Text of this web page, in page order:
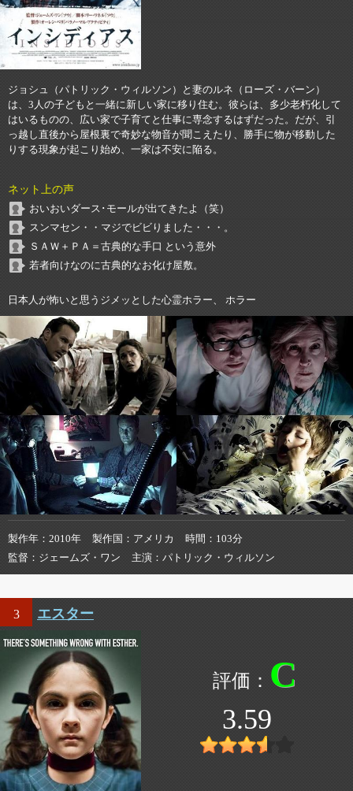
ジョシュ（パトリック・ウィルソン）と妻のルネ（ローズ・バーン）
は、3人の子どもと一緒に新しい家に移り住む。彼らは、多少老朽化して
はいるものの、広い家で子育てと仕事に専念するはずだった。だが、引
っ越し直後から屋根裏で奇妙な物音が聞こえたり、勝手に物が移動した
りする現象が起こり始め、一家は不安に陥る。
ネット上の声
おいおいダース･モールが出てきたよ（笑）
スンマセン・・マジでビビりました・・・。
ＳＡＷ＋ＰＡ＝古典的な手口 という意外
若者向けなのに古典的なお化け屋敷。
日本人が怖いと思うジメッとした心霊ホラー、 ホラー
製作年 2010年 製作国 アメリカ 時間
103分
監督
ジェームズ・ワン 主演 パトリック・ウィルソン
3 エスター
C
3.59